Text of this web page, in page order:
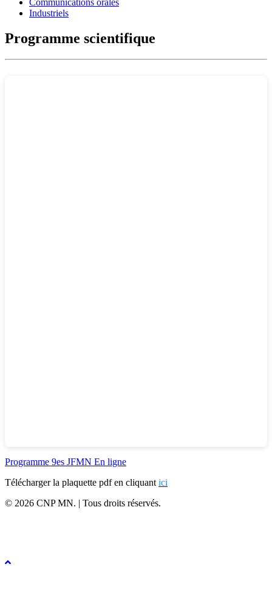
Industriels
Programme scientifique
Programme 9es JFMN En ligne
Télécharger la plaquette pdf en cliquant ici
© 2026 CNP MN. | Tous droits réservés.